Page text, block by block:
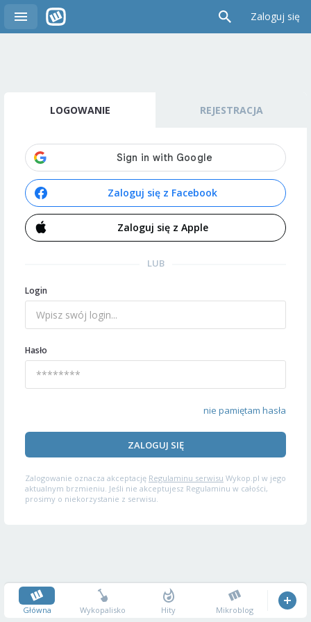
Zaloguj się
LOGOWANIE REJESTRACJA
Zaloguj się z Facebook
Zaloguj się z Apple
LUB
Login
Hasło
nie pamiętam hasła
ZALOGUJ SIĘ
Zalogowanie oznacza akceptację Regulaminu serwisu Wykop.pl w jego
aktualnym brzmieniu. Jeśli nie akceptujesz Regulaminu w całości,
prosimy o niekorzystanie z serwisu.
Główna Wykopalisko Hity Mikroblog